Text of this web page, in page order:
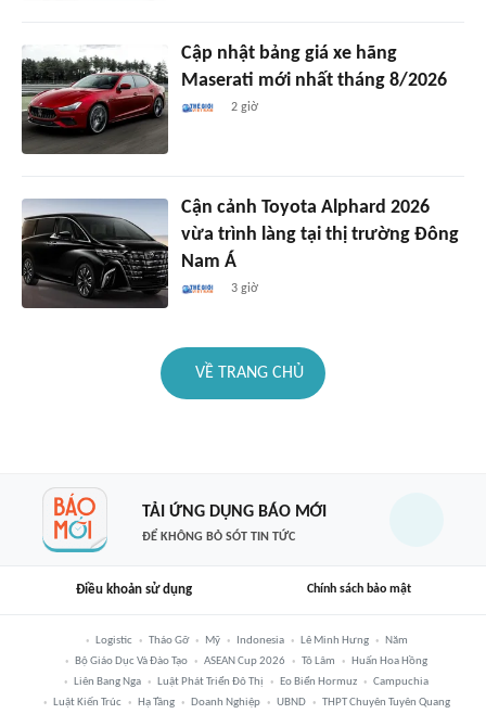
Cập nhật bảng giá xe hãng
Maserati mới nhất tháng 8/2026
2 giờ
Cận cảnh Toyota Alphard 2026
vừa trình làng tại thị trường Đông
Nam Á
3 giờ
VỀ TRANG CHỦ
TẢI ỨNG DỤNG BÁO MỚI
ĐỂ KHÔNG BỎ SÓT TIN TỨC
Điều khoản sử dụng Chính sách bảo mật
Logistic Tháo Gỡ Mỹ Indonesia Lê Minh Hưng
Năm
Bộ Giáo Dục Và Đào Tạo
ASEAN Cup 2026 Tô Lâm
Huấn Hoa Hồng
Liên Bang Nga
Luật Phát Triển Đô Thị Eo Biển Hormuz
Campuchia
Luật Kiến Trúc
Hạ Tầng Doanh Nghiệp UBND THPT Chuyên Tuyên Quang